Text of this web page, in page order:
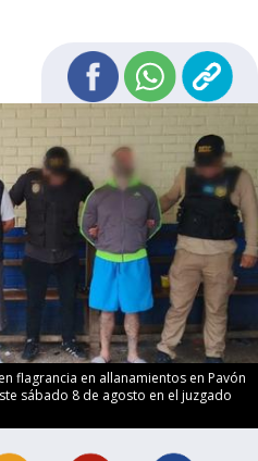
flagrancia en allanamientos en Pavón
sábado 8 de agosto en el juzgado